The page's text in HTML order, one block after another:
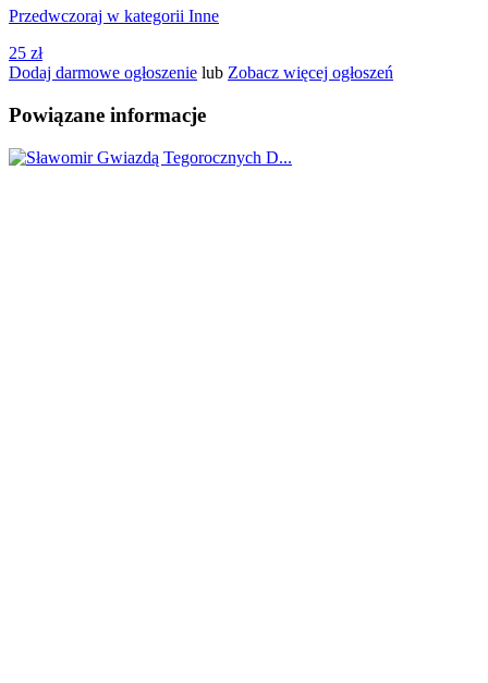
Przedwczoraj w kategorii Inne
25 zł
Dodaj darmowe ogłoszenie lub Zobacz więcej ogłoszeń
Powiązane informacje